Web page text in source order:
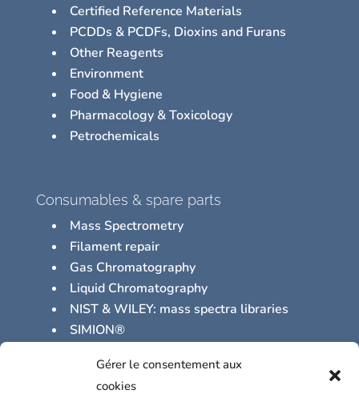
Gérer le consentement aux
cookies
Certified Reference Materials
PCDDs & PCDFs, Dioxins and Furans
Other Reagents
Environment
Food & Hygiene
Pharmacology & Toxicology
Petrochemicals
Consumables & spare parts
Mass Spectrometry
Filament repair
Gas Chromatography
Liquid Chromatography
NIST & WILEY: mass spectra libraries
SIMION®
Other Miscellaneous Supplies